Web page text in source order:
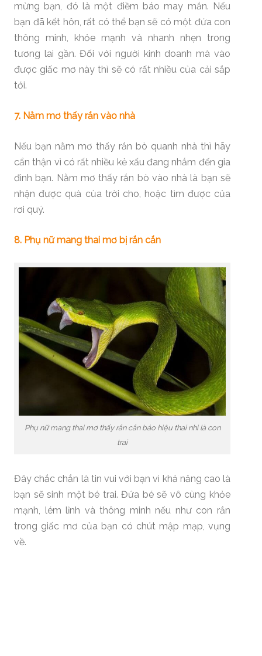
mừng bạn, đó là một điềm báo may mắn. Nếu
bạn đã kết hôn, rất có thể bạn sẽ có một đứa con
thông minh, khỏe mạnh và nhanh nhẹn trong
tương lai gần. Đối với người kinh doanh mà vào
được giấc mơ này thì sẽ có rất nhiều của cải sắp
tới.
7. Nằm mơ thấy rắn vào nhà
Nếu bạn nằm mơ thấy rắn bò quanh nhà thì hãy
cẩn thận vì có rất nhiều kẻ xấu đang nhắm đến gia
đình bạn. Nằm mơ thấy rắn bò vào nhà là bạn sẽ
nhận được quà của trời cho, hoặc tìm được của
rơi quý.
8. Phụ nữ mang thai mơ bị rắn cắn
Phụ nữ mang thai mơ thấy rắn cắn báo hiệu thai nhi là con
trai
Đây chắc chắn là tin vui với bạn vì khả năng cao là
bạn sẽ sinh một bé trai. Đứa bé sẽ vô cùng khỏe
mạnh, lém lỉnh và thông minh nếu như con rắn
trong giấc mơ của bạn có chút mập mạp, vụng
về.